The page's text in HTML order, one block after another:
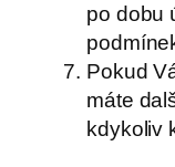
po dobu
Pokud
máte
kdykoliv